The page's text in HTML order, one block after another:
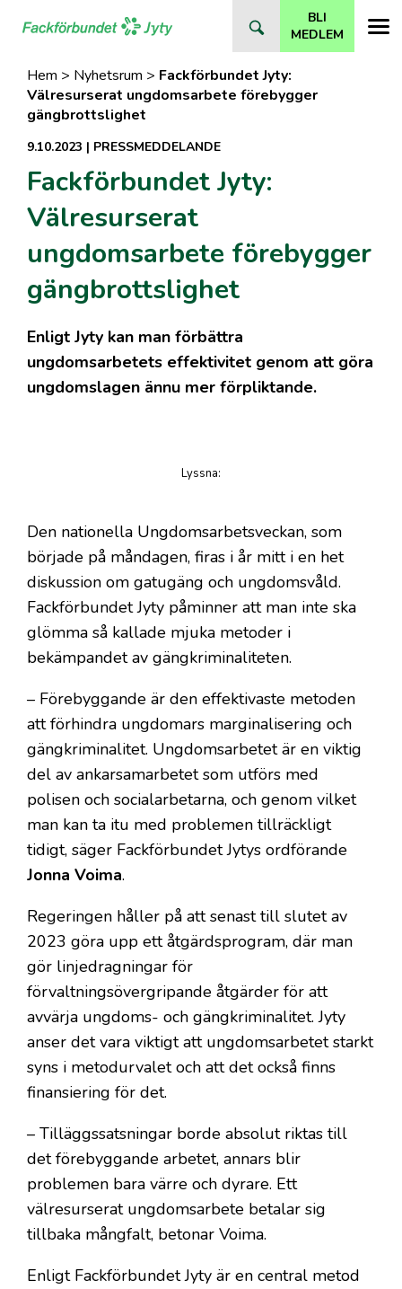
BLI
MEDLEM
Hem > Nyhetsrum > Fackförbundet Jyty:
Välresurserat ungdomsarbete förebygger
gängbrottslighet
9.10.2023 | PRESSMEDDELANDE
Fackförbundet Jyty:
Välresurserat
ungdomsarbete förebygger
gängbrottslighet
Enligt Jyty kan man förbättra
ungdomsarbetets effektivitet genom att göra
ungdomslagen ännu mer förpliktande.
Lyssna:
Den nationella Ungdomsarbetsveckan, som
började på måndagen, firas i år mitt i en het
diskussion om gatugäng och ungdomsvåld.
Fackförbundet Jyty påminner att man inte ska
glömma så kallade mjuka metoder i
bekämpandet av gängkriminaliteten.
– Förebyggande är den effektivaste metoden
att förhindra ungdomars marginalisering och
gängkriminalitet. Ungdomsarbetet är en viktig
del av ankarsamarbetet som utförs med
polisen och socialarbetarna, och genom vilket
man kan ta itu med problemen tillräckligt
tidigt, säger Fackförbundet Jytys ordförande
Jonna Voima.
Regeringen håller på att senast till slutet av
2023 göra upp ett åtgärdsprogram, där man
gör linjedragningar för
förvaltningsövergripande åtgärder för att
avvärja ungdoms- och gängkriminalitet. Jyty
anser det vara viktigt att ungdomsarbetet starkt
syns i metodurvalet och att det också finns
finansiering för det.
– Tilläggssatsningar borde absolut riktas till
det förebyggande arbetet, annars blir
problemen bara värre och dyrare. Ett
välresurserat ungdomsarbete betalar sig
tillbaka mångfalt, betonar Voima.
Enligt Fackförbundet Jyty är en central metod